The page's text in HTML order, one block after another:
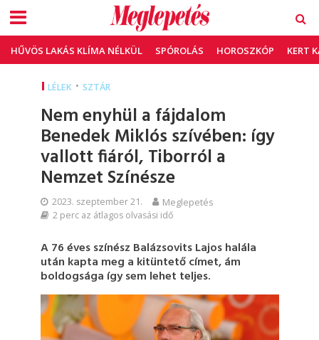
HŰVÖS LAKÁS KLÍMA NÉLKÜL SPÓROLÁS HOROSZKÓP KERT
LÉLEK • SZTÁR
Nem enyhül a fájdalom
Benedek Miklós szívében: így
vallott fiáról, Tiborról a
Nemzet Színésze
2023. szeptember 21. Meglepetés
2 perc az átlagos olvasási idő
A 76 éves színész Balázsovits Lajos halála
után kapta meg a kitüntető címet, ám
boldogsága így sem lehet teljes.